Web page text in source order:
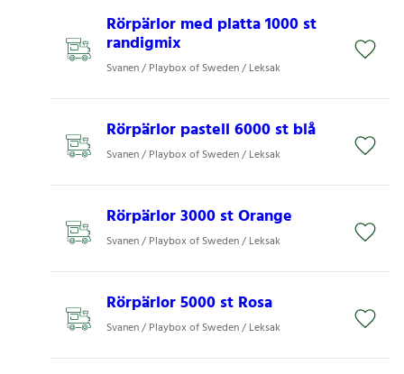
Rörpärlor med platta 1000 st
randigmix
Svanen / Playbox of Sweden / Leksak
Rörpärlor pastell 6000 st blå
Svanen / Playbox of Sweden / Leksak
Rörpärlor 3000 st Orange
Svanen / Playbox of Sweden / Leksak
Rörpärlor 5000 st Rosa
Svanen / Playbox of Sweden / Leksak